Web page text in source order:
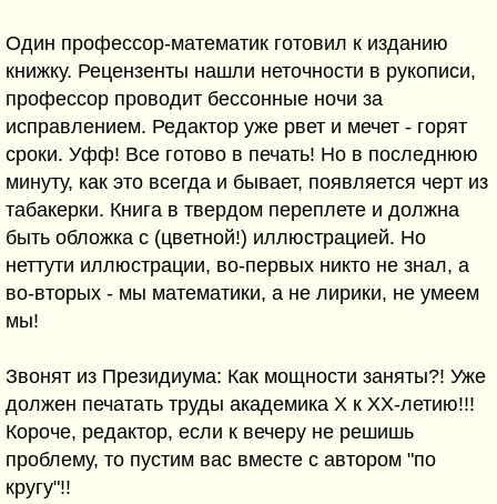
Один профессор-математик готовил к изданию
книжку. Рецензенты нашли неточности в рукописи,
профессор проводит бессонные ночи за
исправлением. Редактор уже рвет и мечет - горят
сроки. Уфф! Все готово в печать! Но в последнюю
минуту, как это всегда и бывает, появляется черт из
табакерки. Книга в твердом переплете и должна
быть обложка с (цветной!) иллюстрацией. Но
неттути иллюстрации, во-первых никто не знал, а
во-вторых - мы математики, а не лирики, не умеем
мы!
Звонят из Президиума: Как мощности заняты?! Уже
должен печатать труды академика Х к ХХ-летию!!!
Короче, редактор, если к вечеру не решишь
проблему, то пустим вас вместе с автором "по
кругу"!!